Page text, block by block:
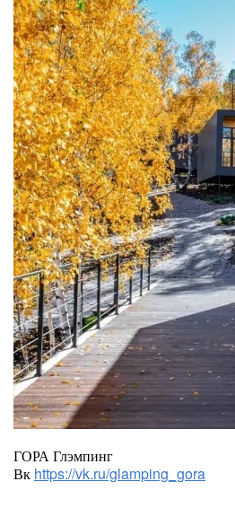
ГОРА Глэмпинг
Вк https://vk.ru/glamping_gora